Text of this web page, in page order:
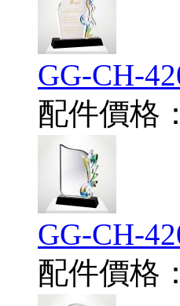
GG-CH-
配件價格：
GG-CH-
配件價格：